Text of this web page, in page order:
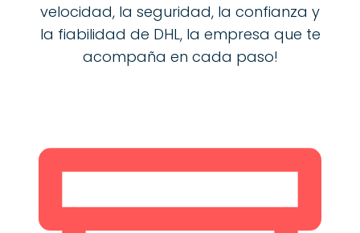
velocidad, la seguridad, la confianza y
la fiabilidad de DHL, la empresa que te
acompaña en cada paso!